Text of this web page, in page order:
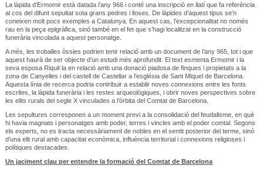
La làpida d’Ermomir està datada l’any 966 i conté una inscripció en llatí que fa referència
al cos del difunt sepultat sota grans pedres i lloses. De làpides d’aquest tipus se’n
coneixen molt pocs exemples a Catalunya. En aquest cas, l’excepcionalitat no només
rau en la peça epigràfica, sinó també en el fet que s’hagi localitzat en la construcció
funerària vinculada a aquest personatge.
A més, les troballes òssies podrien tenir relació amb un document de l’any 965, tot i que
aquest haurà de ser objecte d’un estudi més aprofundit. El text esmenta Ermomir i la
seva esposa Riquil·la en relació amb una donació piadosa de finques i propietats a la
zona de Canyelles i del castell de Castellar a l’església de Sant Miquel de Barcelona.
Aquesta línia de recerca podria contribuir a establir noves connexions entre les fonts
escrites, la làpida funerària i les restes arqueològiques, i obrir noves perspectives sobre
les elits rurals del segle X vinculades a l’òrbita del Comtat de Barcelona.
Les sepultures corresponen a un moment previ a la consolidació del feudalisme, en què
hi havia magnats i personatges amb poder, terres i vincles amb el poder comtal. Segons
els experts, no es tracta necessàriament de nobles en el sentit posterior del terme, sinó
d’una elit rural amb capacitat econòmica, influència territorial i connexions religioses i
polítiques destacades.
Un jaciment clau per entendre la formació del Comtat de Barcelona